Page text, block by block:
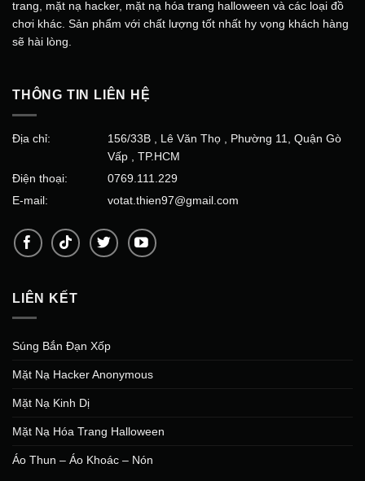
trang, mặt nạ hacker, mặt nạ hóa trang halloween và các loại đồ
chơi khác. Sản phẩm với chất lượng tốt nhất hy vọng khách hàng
sẽ hài lòng.
THÔNG TIN LIÊN HỆ
Địa chỉ:
156/33B , Lê Văn Thọ , Phường 11, Quận Gò
Vấp , TP.HCM
Điện thoại:
0769.111.229
E-mail:
votat.thien97@gmail.com
LIÊN KẾT
Súng Bắn Đạn Xốp
Mặt Nạ Hacker Anonymous
Mặt Nạ Kinh Dị
Mặt Nạ Hóa Trang Halloween
Áo Thun – Áo Khoác – Nón